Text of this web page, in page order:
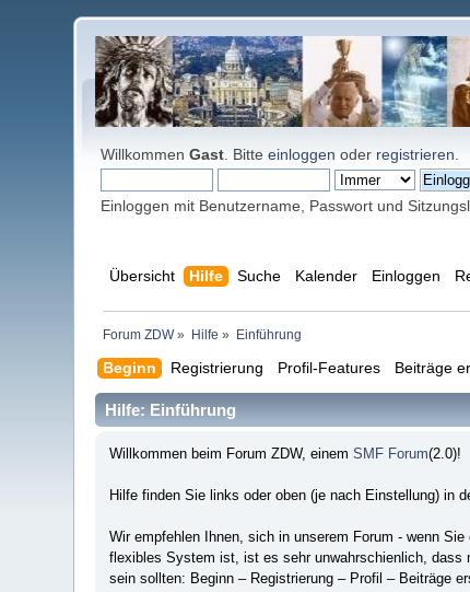
WillkommenGast . Bitteeinloggen oder registrieren
Einloggen mit Benutzername, Passwort und
Übersicht Hilfe Suche Kalender Einloggen
Forum ZDW» Hilfe » Einführung
Beginn Registrierung Profil-Features Beiträge
Hilfe: Einführung
Willkommen beim Forum ZDW, einem SMF Forum(2.0)!
Hilfe finden Sie links oder oben (je nach Einstellung) in
Wir empfehlen Ihnen, sich in unserem Forum - wenn
flexibles System ist, ist es sehr unwahrschienlich, dass
sein sollten: Beginn – Registrierung – Profil – Beiträge